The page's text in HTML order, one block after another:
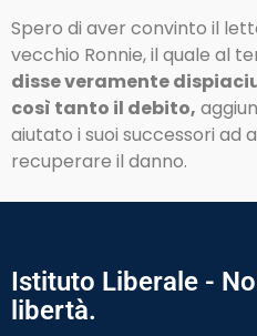
Spero di aver convinto il
vecchio Ronnie, il quale al
disse veramente
così tanto il debito,
aiutato i suoi successori ad
recuperare il danno.
Istituto Liberale -
libertà.